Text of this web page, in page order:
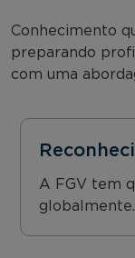
Conhecimento
preparando
com uma
A FGV tem
globalmente.